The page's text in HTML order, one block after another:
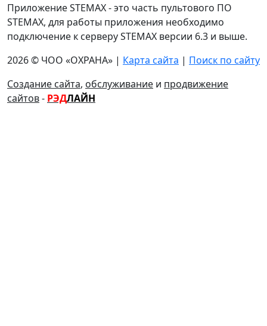
Приложение STEMAX - это часть пультового ПО
STEMAX, для работы приложения необходимо
подключение к серверу STEMAX версии 6.3 и выше.
2026 © ЧОО «ОХРАНА» | Карта сайта | Поиск по сайту
Создание сайта, обслуживание и продвижение
сайтов- РЭДЛАЙН